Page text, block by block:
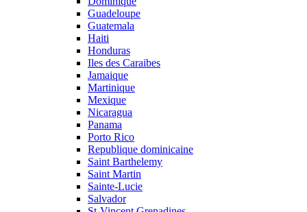
Guadeloupe
Guatemala
Haiti
Honduras
Iles des Caraibes
Jamaique
Martinique
Mexique
Nicaragua
Panama
Porto Rico
Republique dominicaine
Saint Barthelemy
Saint Martin
Sainte-Lucie
Salvador